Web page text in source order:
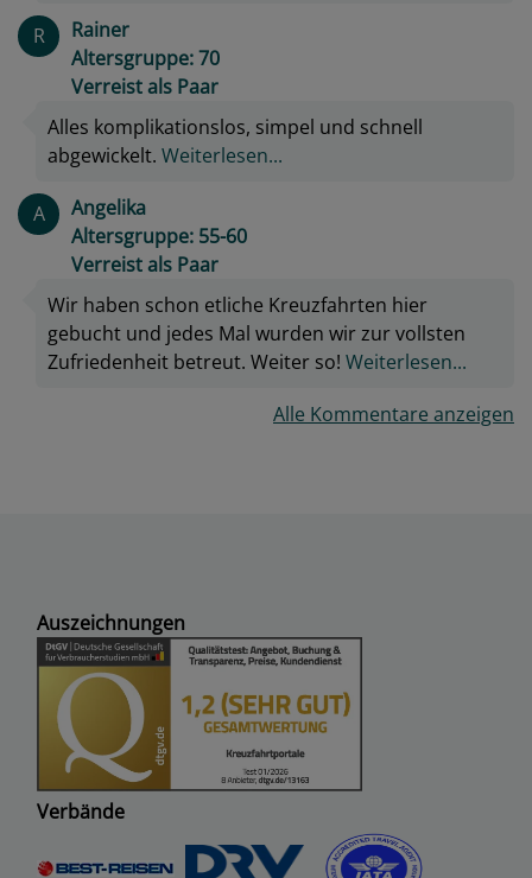
R
Rainer
Altersgruppe: 70
Verreist als Paar
Alles komplikationslos, simpel und schnell
abgewickelt. Weiterlesen...
A
Angelika
Altersgruppe: 55-60
Verreist als Paar
Wir haben schon etliche Kreuzfahrten hier
gebucht und jedes Mal wurden wir zur vollsten
Zufriedenheit betreut. Weiter so! Weiterlesen...
Alle Kommentare anzeigen
Auszeichnungen
Verbände